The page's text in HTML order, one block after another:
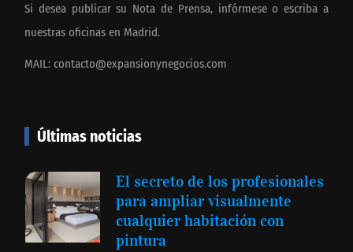
Si desea publicar su Nota de Prensa, infórmese o escriba a
nuestras oficinas en Madrid.
MAIL: contacto@expansionynegocios.com
Últimas noticias
El secreto de los profesionales
para ampliar visualmente
cualquier habitación con
pintura